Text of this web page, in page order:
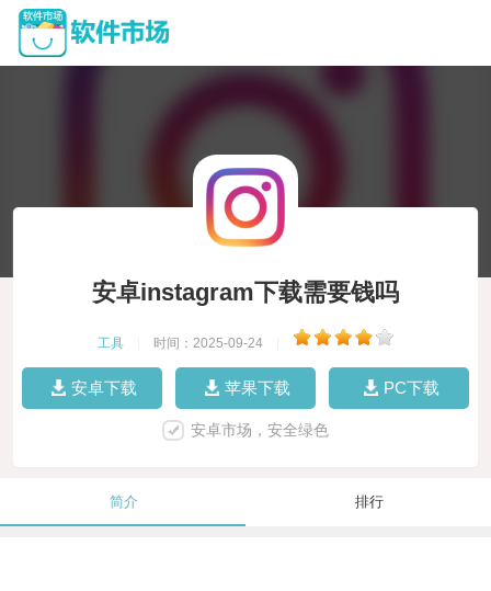
安卓instagram下载需要钱吗
工具 时间：2025-09-24
安卓下载 苹果下载 PC下载
安卓市场，安全绿色
简介 排行